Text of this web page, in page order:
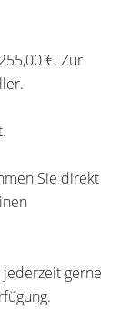
€. Zur
Sie direkt
gerne